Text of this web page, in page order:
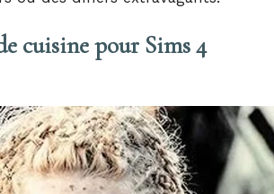
cuisine pour Sims 4